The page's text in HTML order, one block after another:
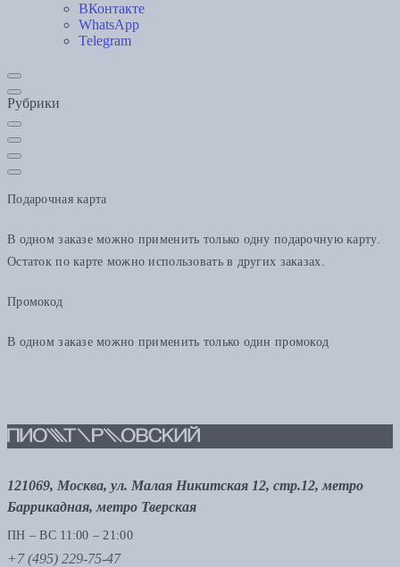
ВКонтакте
WhatsApp
Telegram
Рубрики
Подарочная карта
В одном заказе можно применить только одну подарочную карту.
Остаток по карте можно использовать в других заказах.
Промокод
В одном заказе можно применить только один промокод
121069, Москва, ул. Малая Никитская 12, стр.12, метро
Баррикадная, метро Тверская
ПН – ВС 11:00 – 21:00
+7 (495) 229-75-47